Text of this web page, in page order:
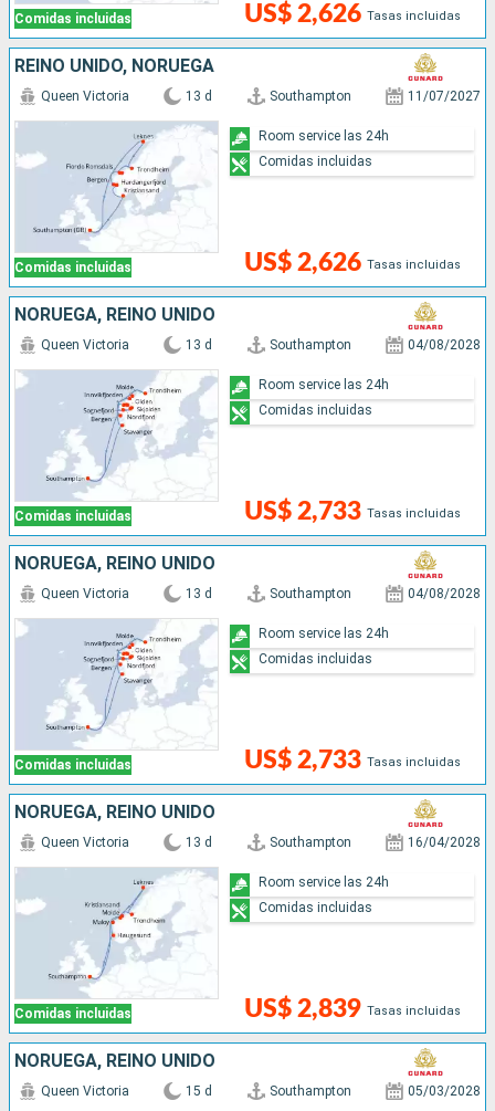
Comidas incluidas US$ 2,626 Tasas incluidas
REINO UNIDO, NORUEGA
Comidas incluidas
Queen Victoria 13 d Southampton 11/07/2027
US$ 2,626 Tasas incluidas
Room service las 24h
Comidas incluidas
NORUEGA, REINO UNIDO
Comidas incluidas
Queen Victoria 13 d Southampton 04/08/2028
US$ 2,733 Tasas incluidas
Room service las 24h
Comidas incluidas
NORUEGA, REINO UNIDO
Comidas incluidas
Queen Victoria 13 d Southampton 04/08/2028
US$ 2,733 Tasas incluidas
Room service las 24h
Comidas incluidas
NORUEGA, REINO UNIDO
Comidas incluidas
Queen Victoria 13 d Southampton 16/04/2028
US$ 2,839 Tasas incluidas
Room service las 24h
Comidas incluidas
NORUEGA, REINO UNIDO
Queen Victoria 15 d Southampton 05/03/2028